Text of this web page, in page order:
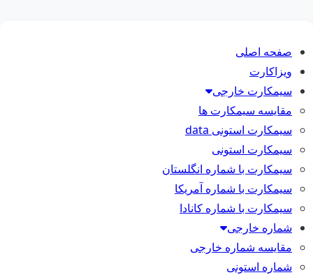
صفحه اصلی
ویزاکارت
سیمکارت خارجی
مقایسه سیمکارت ها
سیمکارت استونی data
سیمکارت استونی
سیمکارت با شماره انگلستان
سیمکارت با شماره آمریکا
سیمکارت با شماره کانادا
شماره خارجی
مقایسه شماره خارجی
شماره استونی